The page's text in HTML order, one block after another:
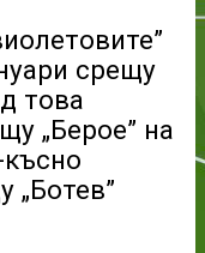
срещу
това
„Берое” на
„Ботев”